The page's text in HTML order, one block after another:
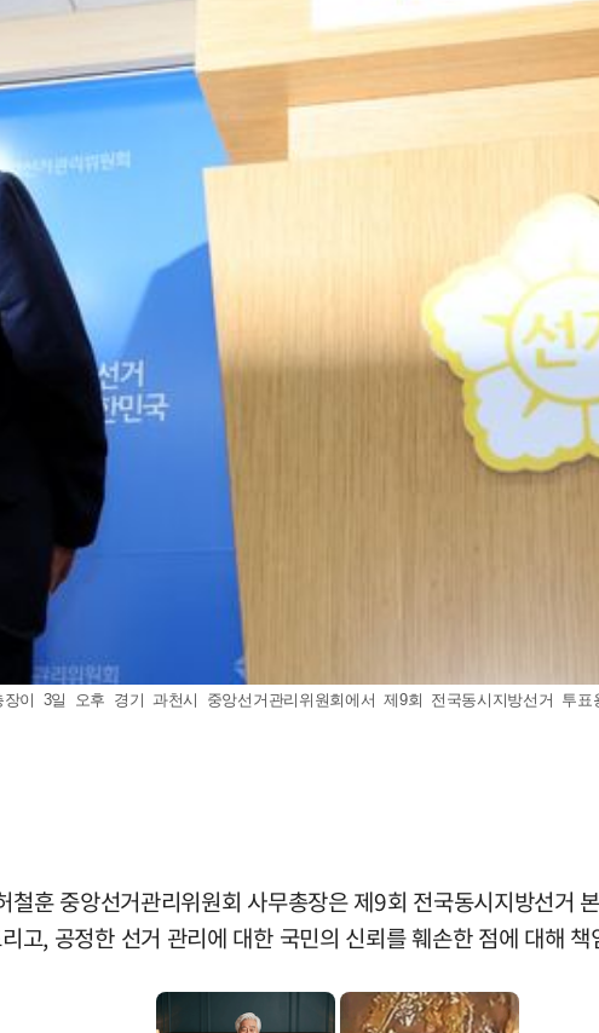
이 3일 오후 경기 과천시 중앙선거관리위원회에서 제9회 전국동시지방선거
훈 중앙선거관리위원회 사무총장은 제9회 전국동시지방선거
고, 공정한 선거 관리에 대한 국민의 신뢰를 훼손한 점에 대해